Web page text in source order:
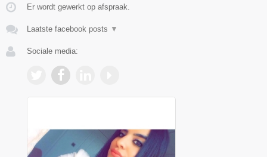
Er wordt gewerkt op afspraak.
Laatste facebook posts ▼
Sociale media: